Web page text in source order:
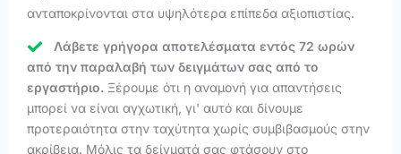
ανταποκρίνονται στα υψηλότερα επίπεδα αξιοπιστίας.
Λάβετε γρήγορα αποτελέσματα εντός 72 ωρών
από την παραλαβή των δειγμάτων σας από το
εργαστήριο. Ξέρουμε ότι η αναμονή για απαντήσεις
μπορεί να είναι αγχωτική, γι' αυτό και δίνουμε
προτεραιότητα στην ταχύτητα χωρίς συμβιβασμούς στην
ακρίβεια. Μόλις τα δείγματά σας φτάσουν στο